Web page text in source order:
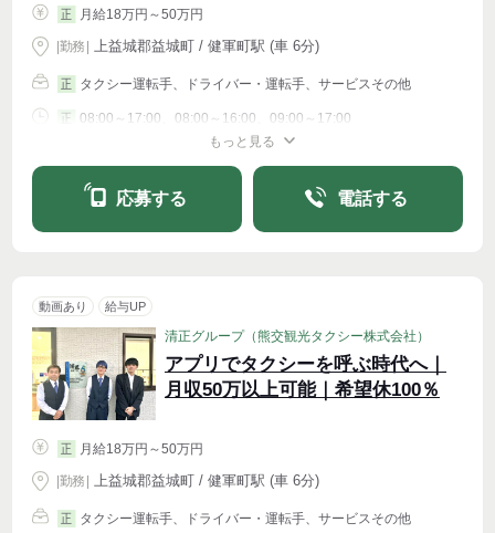
正 月給18万円～50万円
|勤務 上益城郡益城町 / 健軍町駅 (車 6分)
正 タクシー運転手、ドライバー・運転手、サービスその他
正 08:00～17:00、08:00～16:00、09:00～17:00
もっと見る
応募する 電話する
動画あり 給与UP
清正グループ（熊交観光タクシー株式会社）
アプリでタクシーを呼ぶ時代へ｜
月収50万以上可能｜希望休100％
正 月給18万円～50万円
|勤務 上益城郡益城町 / 健軍町駅 (車 6分)
正 タクシー運転手、ドライバー・運転手、サービスその他